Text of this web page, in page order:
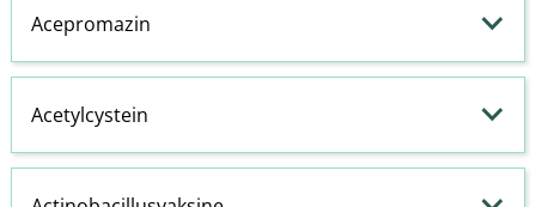
Acepromazin
Acetylcystein